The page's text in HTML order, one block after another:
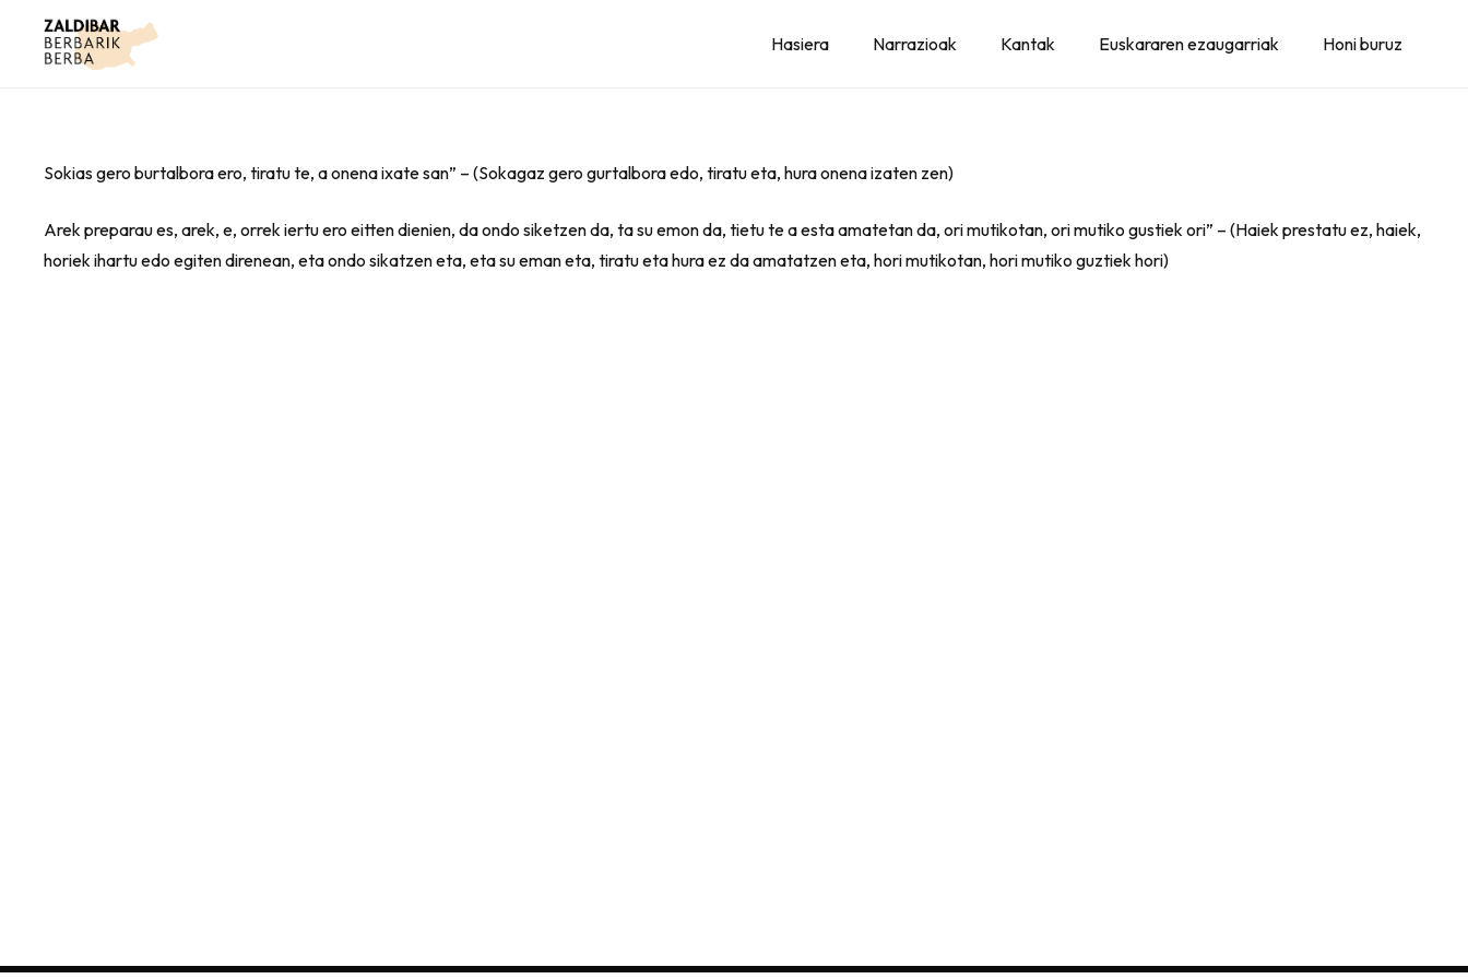
Hasiera Narrazioak Kantak Euskararen ezaugarriak Honi buruz
Sokias gero burtalbora ero, tiratu te, a onena ixate san” – (Sokagaz gero gurtalbora edo, tiratu eta, hura onena izaten zen)
Arek preparau es, arek, e, orrek iertu ero eitten dienien, da ondo siketzen da, ta su emon da, tietu te a esta amatetan da, ori mutikotan, ori mutiko gustiek ori” – (Haiek prestatu ez, haiek,
horiek ihartu edo egiten direnean, eta ondo sikatzen eta, eta su eman eta, tiratu eta hura ez da amatatzen eta, hori mutikotan, hori mutiko guztiek hori)